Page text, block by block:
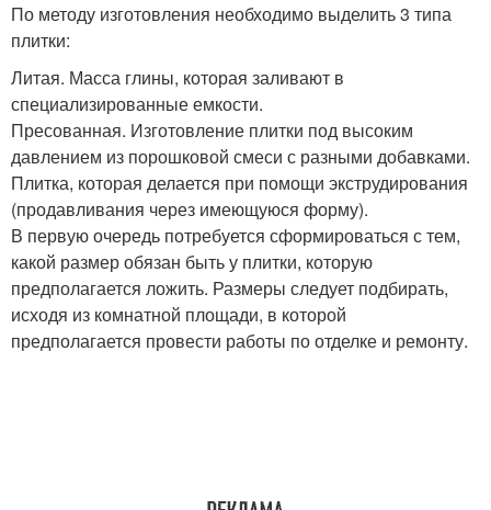
По методу изготовления необходимо выделить 3 типа
плитки:
Литая. Масса глины, которая заливают в
специализированные емкости.
Пресованная. Изготовление плитки под высоким
давлением из порошковой смеси с разными добавками.
Плитка, которая делается при помощи экструдирования
(продавливания через имеющуюся форму).
В первую очередь потребуется сформироваться с тем,
какой размер обязан быть у плитки, которую
предполагается ложить. Размеры следует подбирать,
исходя из комнатной площади, в которой
предполагается провести работы по отделке и ремонту.